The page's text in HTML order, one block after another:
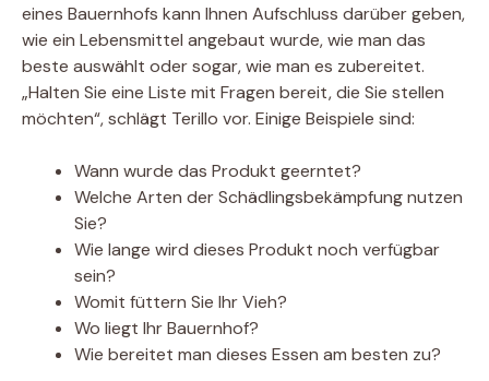
eines Bauernhofs kann Ihnen Aufschluss darüber geben,
wie ein Lebensmittel angebaut wurde, wie man das
beste auswählt oder sogar, wie man es zubereitet.
„Halten Sie eine Liste mit Fragen bereit, die Sie stellen
möchten“, schlägt Terillo vor. Einige Beispiele sind:
Wann wurde das Produkt geerntet?
Welche Arten der Schädlingsbekämpfung nutzen
Sie?
Wie lange wird dieses Produkt noch verfügbar
sein?
Womit füttern Sie Ihr Vieh?
Wo liegt Ihr Bauernhof?
Wie bereitet man dieses Essen am besten zu?